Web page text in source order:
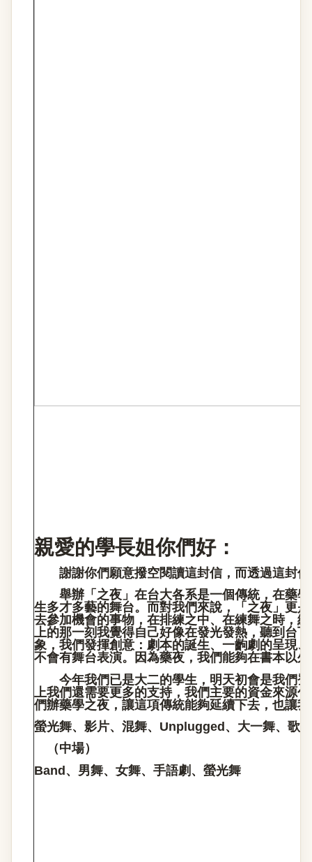
親愛的學長姐你們好：
謝謝你們願意撥空閱讀這封信，而透過這封
舉辦「之夜」在台大各系是一個傳統，在藥學
生多才多藝的舞台。而對我們來說，「之夜」更
去參加機會的事物，在排練之中、在練舞之時，
上的那一刻我覺得自己好像在發光發熱，聽到台
象，我們發揮創意：劇本的誕生、一齣劇的呈現
不會有舞台表演。因為藥夜，我們能夠在書本以
今年我們已是大二的學生，明天初會是我們登
上我們還需要更多的支持，我們主要的資金來源
們辦藥學之夜，讓這項傳統能夠延續下去，也讓
螢光舞、影片、混舞、Unplugged、大一舞、歌
（中場）
Band、男舞、女舞、手語劇、螢光舞